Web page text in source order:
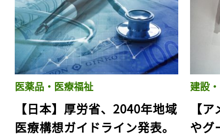
医薬品・医療福祉
【日本】厚労省、2040年地域
医療構想ガイドライン発表。
建設
【
やグ